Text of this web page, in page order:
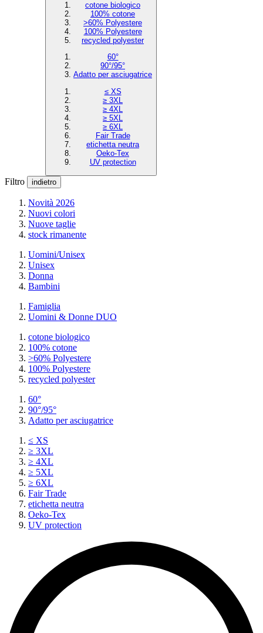
cotone biologico
100% cotone
>60% Polyestere
100% Polyestere
recycled polyester
60°
90°/95°
Adatto per asciugatrice
≤ XS
≥ 3XL
≥ 4XL
≥ 5XL
≥ 6XL
Fair Trade
etichetta neutra
Oeko-Tex
UV protection
Filtro indietro
Novità 2026
Nuovi colori
Nuove taglie
stock rimanente
Uomini/Unisex
Unisex
Donna
Bambini
Famiglia
Uomini & Donne DUO
cotone biologico
100% cotone
>60% Polyestere
100% Polyestere
recycled polyester
60°
90°/95°
Adatto per asciugatrice
≤ XS
≥ 3XL
≥ 4XL
≥ 5XL
≥ 6XL
Fair Trade
etichetta neutra
Oeko-Tex
UV protection